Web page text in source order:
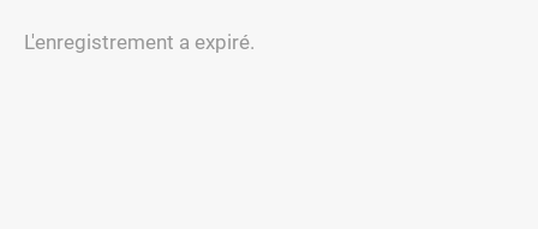
L'enregistrement a expiré.